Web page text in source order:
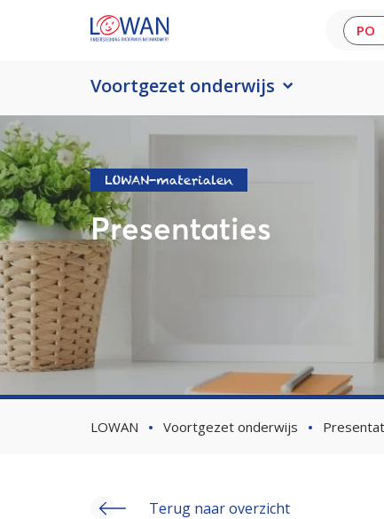
PO
Voortgezet onderwijs
LOWAN-materialen
Presentaties
LOWAN Voortgezet onderwijs
Terug naar overzicht